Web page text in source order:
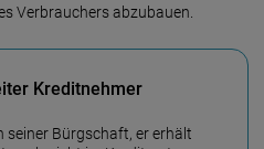
Verbrauchers abzubauen.
Kreditnehmer
seiner Bürgschaft, er erhält